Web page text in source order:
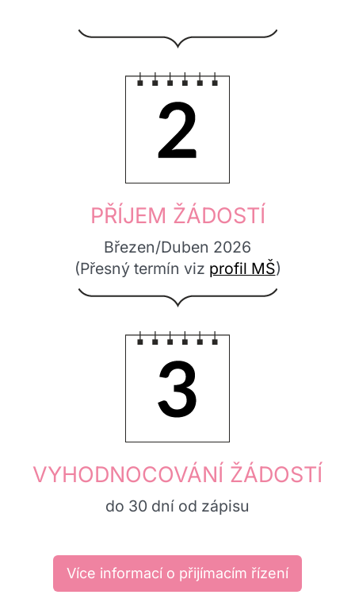
PŘÍJEM ŽÁDOSTÍ
Březen/Duben 2026
(Přesný termín viz profil MŠ)
VYHODNOCOVÁNÍ ŽÁDOSTÍ
do 30 dní od zápisu
Více informací o přijímacím řízení